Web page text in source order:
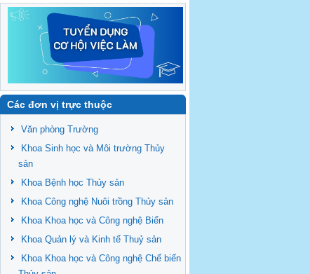
Các đơn vị trực thuộc
Văn phòng Trường
Khoa Sinh học và Môi trường Thủy
sản
Khoa Bệnh học Thủy sản
Khoa Công nghệ Nuôi trồng Thủy sản
Khoa Khoa học và Công nghệ Biển
Khoa Quản lý và Kinh tế Thuỷ sản
Khoa Khoa học và Công nghệ Chế biến